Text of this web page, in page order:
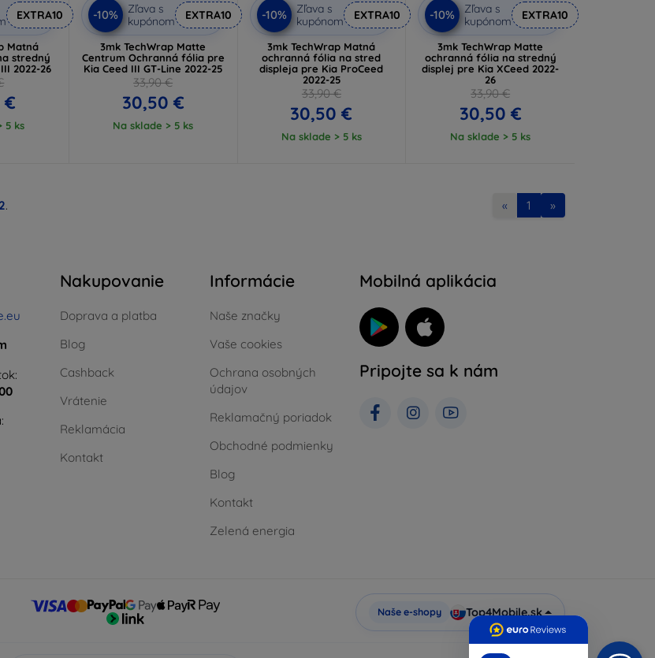
EXTRA10
Matná
stredný
2022-26
€
5 ks
-10%
Zľava s
kupónom
EXTRA10
3mk TechWrap Matte
Centrum Ochranná fólia pre
Kia Ceed III GT-Line 2022-25
33,90 €
30,50 €
Na sklade > 5 ks
-10%
Zľava s
kupónom
EXTRA10
3mk TechWrap Matná
ochranná fólia na stred
displeja pre Kia ProCeed
2022-25
33,90 €
30,50 €
Na sklade > 5 ks
-10%
Zľava s
kupónom
EXTRA10
3mk TechWrap Matte
ochranná fólia na stredný
displej pre Kia XCeed 2022-
26
33,90 €
30,50 €
Na sklade > 5 ks
. « 1 »
Nakupovanie
Doprava a platba
Blog
Cashback
Vrátenie
Reklamácia
Kontakt
Informácie
Naše značky
Vaše cookies
Ochrana osobných
údajov
Reklamačný poriadok
Obchodné podmienky
Blog
Kontakt
Zelená energia
Mobilná aplikácia
Pripojte sa k nám
Naše e-shopy Top4Mobile.sk